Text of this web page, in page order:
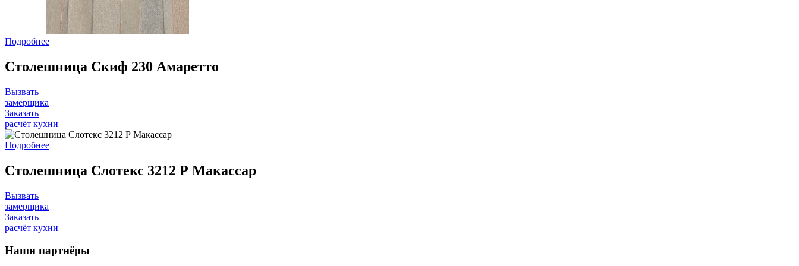
Подробнее
Столешница Скиф 230 Амаретто
Вызвать
замерщика
Заказать
расчёт кухни
Подробнее
Столешница Слотекс 3212 Р Макассар
Вызвать
замерщика
Заказать
расчёт кухни
Наши партнёры